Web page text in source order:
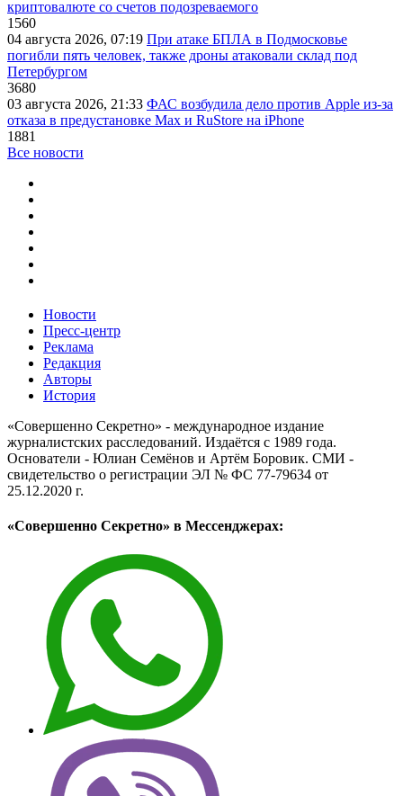
криптовалюте со счетов подозреваемого
1560
04 августа 2026, 07:19 При атаке БПЛА в Подмосковье
погибли пять человек, также дроны атаковали склад под
Петербургом
3680
03 августа 2026, 21:33 ФАС возбудила дело против Apple из-за
отказа в предустановке Max и RuStore на iPhone
1881
Все новости
Новости
Пресс-центр
Реклама
Редакция
Авторы
История
«Совершенно Секретно» - международное издание
журналистских расследований. Издаётся с 1989 года.
Основатели - Юлиан Семёнов и Артём Боровик. CМИ -
свидетельство о регистрации ЭЛ № ФС 77-79634 от
25.12.2020 г.
«Совершенно Секретно» в Мессенджерах: